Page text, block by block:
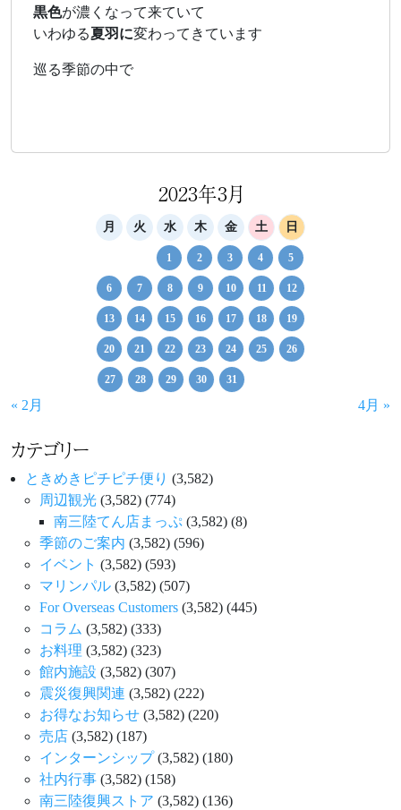
黒色が濃くなって来ていて
いわゆる夏羽に変わってきています
巡る季節の中で
2023年3月
月 火 水 木 金 土 日
1 2 3 4 5
6 7 8 9 10 11 12
13 14 15 16 17 18 19
20 21 22 23 24 25 26
27 28 29 30 31
« 2月 4月 »
カテゴリー
ときめきピチピチ便り (3,582)
周辺観光 (3,582) (774)
南三陸てん店まっぷ (3,582) (8)
季節のご案内 (3,582) (596)
イベント (3,582) (593)
マリンパル (3,582) (507)
For Overseas Customers (3,582) (445)
コラム (3,582) (333)
お料理 (3,582) (323)
館内施設 (3,582) (307)
震災復興関連 (3,582) (222)
お得なお知らせ (3,582) (220)
売店 (3,582) (187)
インターンシップ(3,582) (180)
社内行事 (3,582) (158)
南三陸復興ストア (3,582) (136)